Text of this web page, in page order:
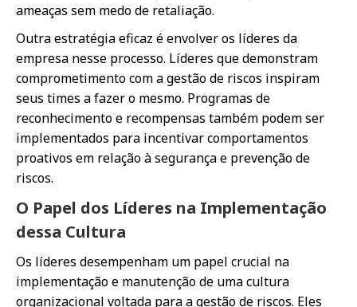
ameaças sem medo de retaliação.
Outra estratégia eficaz é envolver os líderes da
empresa nesse processo. Líderes que demonstram
comprometimento com a gestão de riscos inspiram
seus times a fazer o mesmo. Programas de
reconhecimento e recompensas também podem ser
implementados para incentivar comportamentos
proativos em relação à segurança e prevenção de
riscos.
O Papel dos Líderes na Implementação
dessa Cultura
Os líderes desempenham um papel crucial na
implementação e manutenção de uma cultura
organizacional voltada para a gestão de riscos. Eles